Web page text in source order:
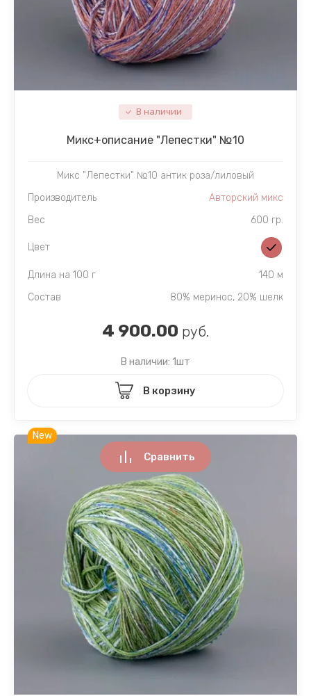
В наличии
Микc+описание "Лепестки" №10
Микс "Лепестки" №10 антик роза/лиловый
Производитель
Авторский микс
Вес
600 гр.
Цвет
Длина на 100 г
140 м
Состав
80% меринос, 20% шелк
4 900.00 руб.
В наличии: 1шт
В корзину
New
Сравнить